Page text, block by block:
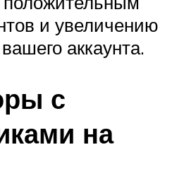
и увеличению
аккаунта.
с
на